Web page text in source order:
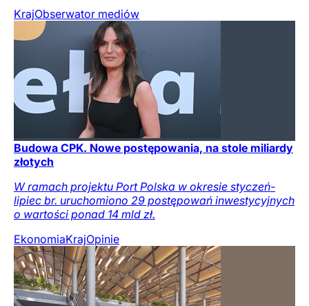
KrajObserwator mediów
Budowa CPK. Nowe postępowania, na stole miliardy
złotych
W ramach projektu Port Polska w okresie styczeń-
lipiec br. uruchomiono 29 postępowań inwestycyjnych
o wartości ponad 14 mld zł.
EkonomiaKrajOpinie